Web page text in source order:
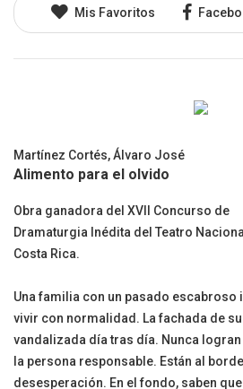
Mis Favoritos
Martínez Cortés, Álvaro José
Alimento para el olvido
Obra ganadora del XVII Concurso de
Dramaturgia Inédita del Teatro
Costa Rica.
Una familia con un pasado escabroso
vivir con normalidad. La fachada de
vandalizada día tras día. Nunca
la persona responsable. Están al
desesperación. En el fondo, saben